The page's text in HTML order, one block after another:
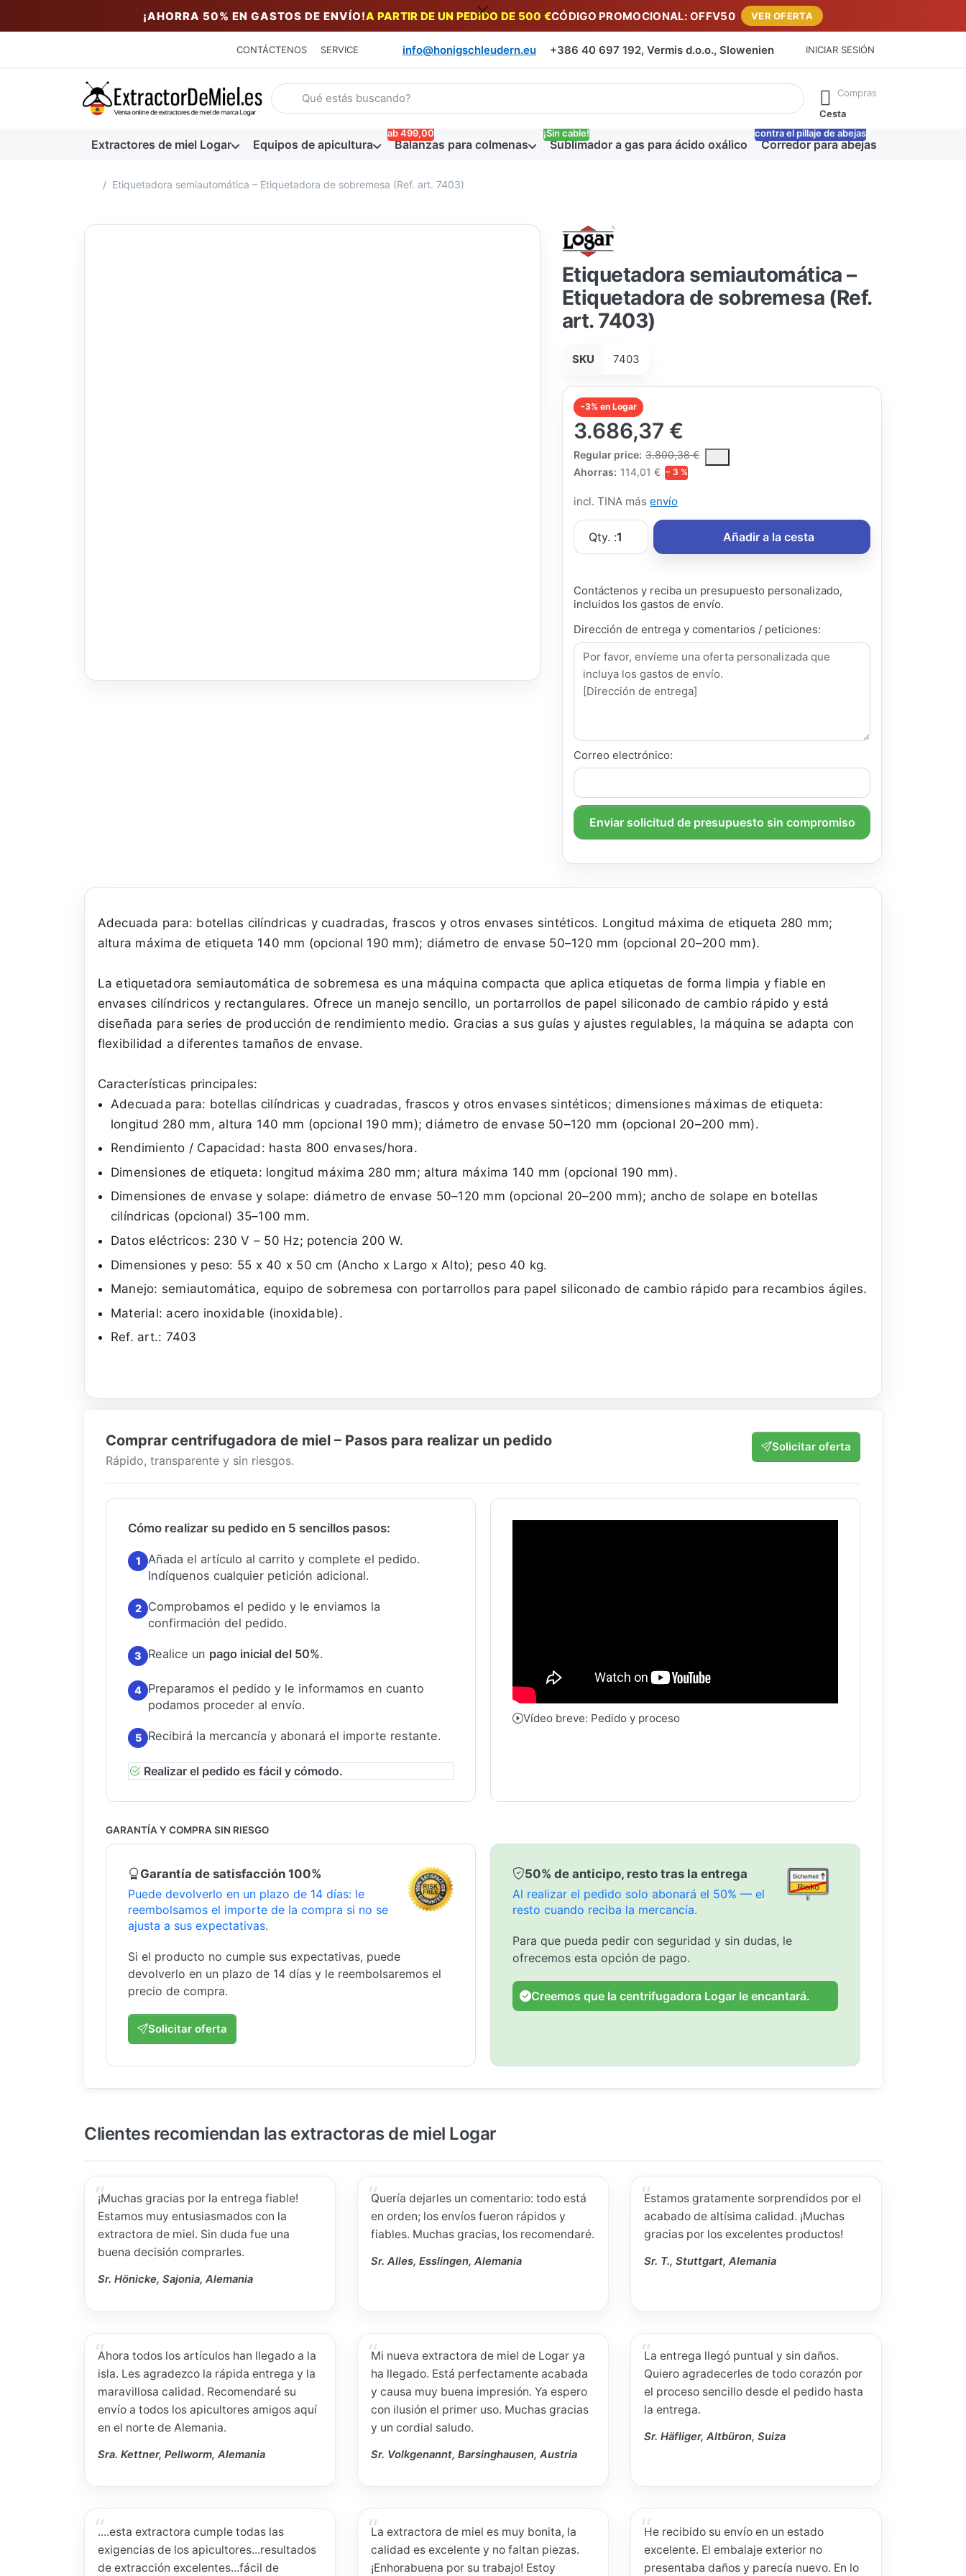
¡AHORRA 50% EN GASTOS DE ENVÍO!A PARTIR DE UN PEDIDO DE 500 €CÓDIGO PROMOCIONAL: OFFV50 VER OFERTA
CONTÁCTENOS SERVICE info@honigschleudern.eu +386 40 697 192, Vermis d.o.o., Slowenien INICIAR SESIÓN
Introduzca un término de búsqueda. Los primeros resultados aparecen automáticamente a medida que escribe. Pulse la tecla Intro para
Compras
Cesta
Extractores de miel Logar Equipos de apicultura Balanzas para colmenas
ab 499,00
Sublimador a gas para ácido oxálico
¡Sin cable!
Corredor para abejas
contra el pillaje de abejas
Página de inicio
Etiquetadora semiautomática – Etiquetadora de sobremesa (Ref. art. 7403)
Etiquetadora semiautomática –
Etiquetadora de sobremesa (Ref.
art. 7403)
SKU 7403
-3% en Logar
3.686,37 €
Regular price: 3.800,38 €
The Regular Price is the median selling price paid by customers for a product,
Ahorras: 114,01 € − 3 %
incl. TINA másenvío
Qty. :1 Añadir a la cesta
Contáctenos y reciba un presupuesto personalizado,
incluidos los gastos de envío.
Dirección de entrega y comentarios / peticiones:
Correo electrónico:
Enviar solicitud de presupuesto sin compromiso
Adecuada para: botellas cilíndricas y cuadradas, frascos y otros envases sintéticos. Longitud máxima de etiqueta 280 mm;
altura máxima de etiqueta 140 mm (opcional 190 mm); diámetro de envase 50–120 mm (opcional 20–200 mm).
La etiquetadora semiautomática de sobremesa es una máquina compacta que aplica etiquetas de forma limpia y fiable en
envases cilíndricos y rectangulares. Ofrece un manejo sencillo, un portarrollos de papel siliconado de cambio rápido y está
diseñada para series de producción de rendimiento medio. Gracias a sus guías y ajustes regulables, la máquina se adapta con
flexibilidad a diferentes tamaños de envase.
Características principales:
Adecuada para: botellas cilíndricas y cuadradas, frascos y otros envases sintéticos; dimensiones máximas de etiqueta:
longitud 280 mm, altura 140 mm (opcional 190 mm); diámetro de envase 50–120 mm (opcional 20–200 mm).
Rendimiento / Capacidad: hasta 800 envases/hora.
Dimensiones de etiqueta: longitud máxima 280 mm; altura máxima 140 mm (opcional 190 mm).
Dimensiones de envase y solape: diámetro de envase 50–120 mm (opcional 20–200 mm); ancho de solape en botellas
cilíndricas (opcional) 35–100 mm.
Datos eléctricos: 230 V – 50 Hz; potencia 200 W.
Dimensiones y peso: 55 x 40 x 50 cm (Ancho x Largo x Alto); peso 40 kg.
Manejo: semiautomática, equipo de sobremesa con portarrollos para papel siliconado de cambio rápido para recambios ágiles.
Material: acero inoxidable (inoxidable).
Ref. art.: 7403
Comprar centrifugadora de miel – Pasos para realizar un pedido
Rápido, transparente y sin riesgos.
Solicitar oferta
Cómo realizar su pedido en 5 sencillos pasos:
1
Añada el artículo al carrito y complete el pedido.
Indíquenos cualquier petición adicional.
2
Comprobamos el pedido y le enviamos la
confirmación del pedido.
3 Realice un pago inicial del 50%.
4 Preparamos el pedido y le informamos en cuanto
podamos proceder al envío.
5 Recibirá la mercancía y abonará el importe restante.
Realizar el pedido es fácil y cómodo.
Vídeo breve: Pedido y proceso
GARANTÍA Y COMPRA SIN RIESGO
Garantía de satisfacción 100%
Puede devolverlo en un plazo de 14 días: le
reembolsamos el importe de la compra si no se
ajusta a sus expectativas.
Si el producto no cumple sus expectativas, puede
devolverlo en un plazo de 14 días y le reembolsaremos el
precio de compra.
Solicitar oferta
50% de anticipo, resto tras la entrega
Al realizar el pedido solo abonará el 50% — el
resto cuando reciba la mercancía.
Para que pueda pedir con seguridad y sin dudas, le
ofrecemos esta opción de pago.
Creemos que la centrifugadora Logar le encantará.
Clientes recomiendan las extractoras de miel Logar
¡Muchas gracias por la entrega fiable!
Estamos muy entusiasmados con la
extractora de miel. Sin duda fue una
buena decisión comprarles.
Sr. Hönicke, Sajonia, Alemania
Quería dejarles un comentario: todo está
en orden; los envíos fueron rápidos y
fiables. Muchas gracias, los recomendaré.
Sr. Alles, Esslingen, Alemania
Estamos gratamente sorprendidos por el
acabado de altísima calidad. ¡Muchas
gracias por los excelentes productos!
Sr. T., Stuttgart, Alemania
Ahora todos los artículos han llegado a la
isla. Les agradezco la rápida entrega y la
maravillosa calidad. Recomendaré su
envío a todos los apicultores amigos aquí
en el norte de Alemania.
Sra. Kettner, Pellworm, Alemania
Mi nueva extractora de miel de Logar ya
ha llegado. Está perfectamente acabada
y causa muy buena impresión. Ya espero
con ilusión el primer uso. Muchas gracias
y un cordial saludo.
Sr. Volkgenannt, Barsinghausen, Austria
La entrega llegó puntual y sin daños.
Quiero agradecerles de todo corazón por
el proceso sencillo desde el pedido hasta
la entrega.
Sr. Häfliger, Altbüron, Suiza
....esta extractora cumple todas las
exigencias de los apicultores...resultados
de extracción excelentes...fácil de
La extractora de miel es muy bonita, la
calidad es excelente y no faltan piezas.
¡Enhorabuena por su trabajo! Estoy
He recibido su envío en un estado
excelente. El embalaje exterior no
presentaba daños y parecía nuevo. En lo